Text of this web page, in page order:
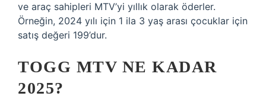
ve araç sahipleri MTV’yi yıllık olarak öderler.
Örneğin, 2024 yılı için 1 ila 3 yaş arası çocuklar için
satış değeri 199’dur.
TOGG MTV NE KADAR
2025?